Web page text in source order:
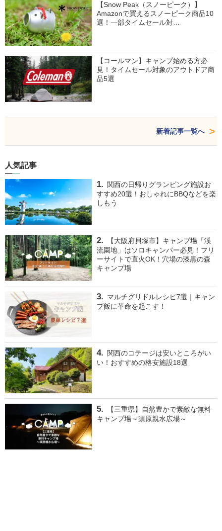
【Snow Peak（スノーピーク）】
Amazonで買えるスノーピーク商品10
選！一部タイムセール対…
【コールマン】キャンプ始める方必
見！タイムセール対象のアウトドア商
品5選
新着記事一覧へ
人気記事
関西の日帰りグランピング施設お
すすめ20選！おしゃれにBBQなどを楽
しもう
【大阪府貝塚市】キャンプ場「渓
流園地」はソロキャンパー必見！フリ
ーサイトで直火OK！穴場の漆黒の森
キャンプ場
マルチグリドルレシピ7選｜キャン
プ飯に革命を起こす！
関西のコテージは安いところがい
い！おすすめの格安施設18選
【三重県】自然豊かで素敵な無料
キャンプ場～須原親水広場～